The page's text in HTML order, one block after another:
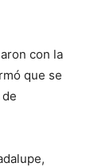
con la
que se